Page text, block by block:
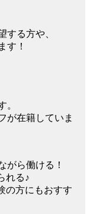
する方や、
す！
。
が在籍していま
がら働ける！
れる♪
の方にもおすす